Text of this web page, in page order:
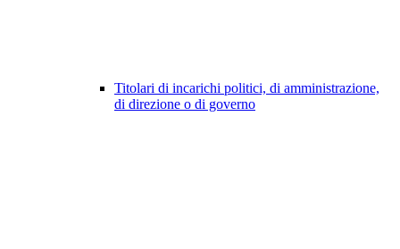
Titolari di incarichi politici, di amministrazione,
di direzione o di governo